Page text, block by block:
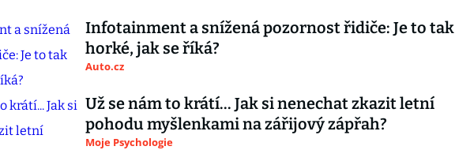
Infotainment a snížená pozornost řidiče: Je to tak
horké, jak se říká?
Auto.cz
Už se nám to krátí... Jak si nenechat zkazit letní
pohodu myšlenkami na zářijový zápřah?
Moje Psychologie